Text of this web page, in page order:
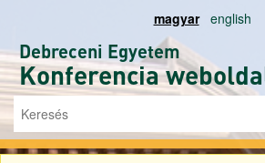
magyar english
Debreceni Egyetem
Konferencia
Keresés űrlap
Keresés